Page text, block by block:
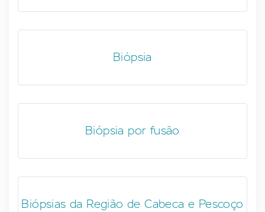
Biópsia
Biópsia por fusão
Biópsias da Região de Cabeca e Pescoço